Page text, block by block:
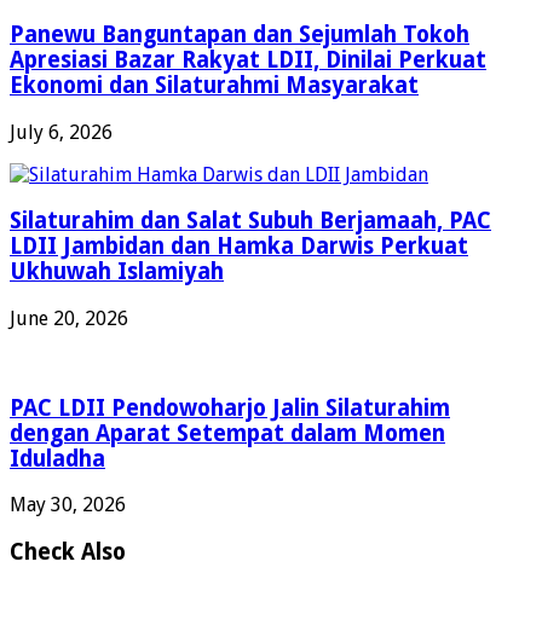
Panewu Banguntapan dan Sejumlah Tokoh
Apresiasi Bazar Rakyat LDII, Dinilai Perkuat
Ekonomi dan Silaturahmi Masyarakat
July 6, 2026
Silaturahim dan Salat Subuh Berjamaah, PAC
LDII Jambidan dan Hamka Darwis Perkuat
Ukhuwah Islamiyah
June 20, 2026
PAC LDII Pendowoharjo Jalin Silaturahim
dengan Aparat Setempat dalam Momen
Iduladha
May 30, 2026
Check Also